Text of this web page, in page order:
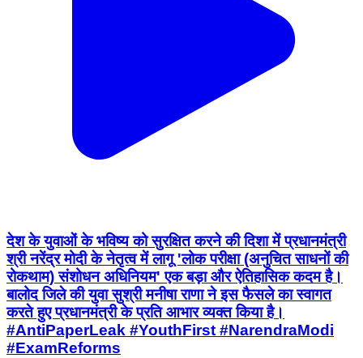
देश के युवाओं के भविष्य को सुरक्षित करने की दिशा में प्रधानमंत्री
श्री नरेंद्र मोदी के नेतृत्व में लागू 'लोक परीक्षा (अनुचित साधनों की
रोकथाम) संशोधन अधिनियम' एक बड़ा और ऐतिहासिक कदम है।
बालोद जिले की युवा सुश्री मनीषा राणा ने इस फैसले का स्वागत
करते हुए प्रधानमंत्री के प्रति आभार व्यक्त किया है।
#AntiPaperLeak #YouthFirst #NarendraModi
#ExamReforms